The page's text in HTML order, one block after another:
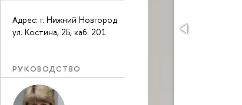
Адрес: г. Нижний Новгород
ул. Костина, 2Б, каб. 201
РУКОВОДСТВО